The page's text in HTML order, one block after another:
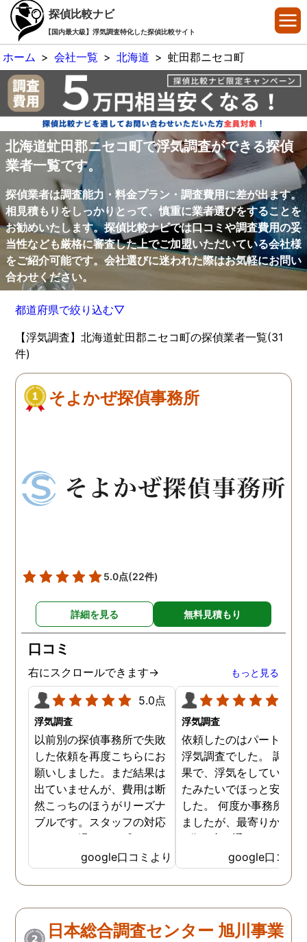
探偵比較ナビ
【国内最大級】浮気調査特化した探偵比較サイト
ホーム > 会社一覧 > 北海道 > 虻田郡ニセコ町
北海道虻田郡ニセコ町で浮気調査ができる探偵
業者一覧です。
探偵業者は調査能力・料金プラン・調査費用に差が出ます。
相見積もりをしっかりとって、慎重に業者選びをすることを
お勧めいたします。探偵比較ナビでは口コミや調査費用の妥
当性なども厳格に審査した上でご加盟いただいている会社様
をご紹介可能です。会社選びに迷われた際はお気軽にお問い
合わせください。
都道府県で絞り込む▽
【浮気調査】北海道虻田郡ニセコ町の探偵業者一覧(31
件)
そよかぜ探偵事務所
5.0点(22件)
詳細を見る 無料見積もり
口コミ
右にスクロールできます→ もっと見る
5.0点
浮気調査
以前別の探偵事務所で失敗
した依頼を再度こちらにお
願いしました。まだ結果は
出ていませんが、費用は断
然こっちのほうがリーズナ
ブルです。スタッフの対応
なんかも温かみを感じま
す。はじめからこちらにす
ればよかったです😢 …
google口コミより
浮気調査
依頼したのはパートナー
浮気調査でした。 調査
果で、浮気をしていなか
たみたいでほっと安心し
した。 何度か事務所に
ましたが、最寄りから徒
3分程度で通いやすかっ
google口コミ
日本総合調査センター 旭川事業